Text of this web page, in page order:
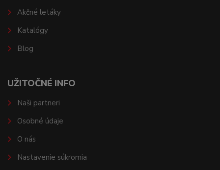
Akčné letáky
Katalógy
Blog
UŽITOČNÉ INFO
Naši partneri
Osobné údaje
O nás
Nastavenie súkromia